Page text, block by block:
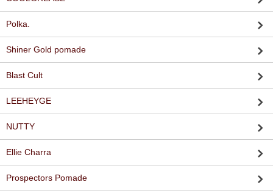
Polka.
Shiner Gold pomade
Blast Cult
LEEHEYGE
NUTTY
Ellie Charra
Prospectors Pomade